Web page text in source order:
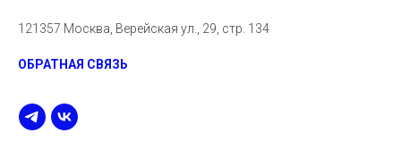
121357 Москва, Верейская ул., 29, стр. 134
ОБРАТНАЯ СВЯЗЬ